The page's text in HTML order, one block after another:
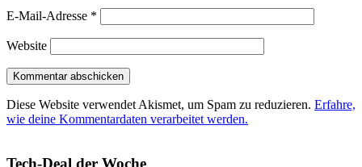
E-Mail-Adresse *
Website
Diese Website verwendet Akismet, um Spam zu reduzieren. Erfahre,
wie deine Kommentardaten verarbeitet werden.
Tech-Deal der Woche